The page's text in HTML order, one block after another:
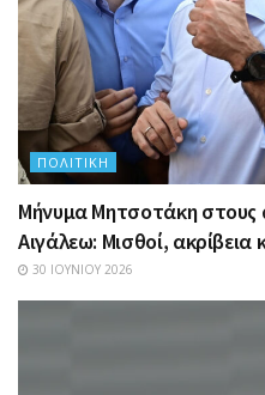
ΠΟΛΙΤΙΚΉ
Μήνυμα Μητσοτάκη
Αιγάλεω: Μισθοί, ακρίβεια
30 ΙΟΥΝΊΟΥ 2026